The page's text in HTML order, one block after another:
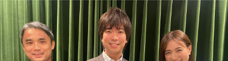
お知らせ
イベント・グッズ
YouTube
会社情報